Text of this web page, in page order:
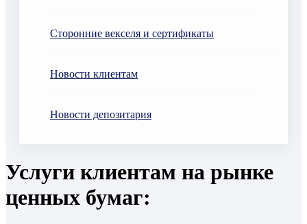
Сторонние векселя и сертификаты
Новости клиентам
Новости депозитария
Услуги клиентам на рынке
ценных бумаг: